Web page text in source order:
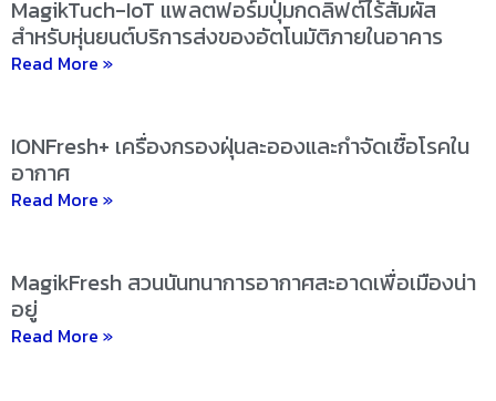
MagikTuch-IoT แพลตฟอร์มปุ่มกดลิฟต์ไร้สัมผัส
สำหรับหุ่นยนต์บริการส่งของอัตโนมัติภายในอาคาร
Read More »
IONFresh+ เครื่องกรองฝุ่นละอองและกำจัดเชื้อโรคใน
อากาศ
Read More »
MagikFresh สวนนันทนาการอากาศสะอาดเพื่อเมืองน่า
อยู่
Read More »